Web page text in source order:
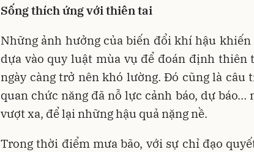
Sống thích ứng với thiên tai
Những ảnh hưởng của biến đổi khí hậu
dựa vào quy luật mùa vụ để đoán định thiên
ngày càng trở nên khó lường. Đó cũng là câu
quan chức năng đã nỗ lực cảnh báo, dự
vượt xa, để lại những hậu quả nặng nề.
Trong thời điểm mưa bão, với sự chỉ đạo